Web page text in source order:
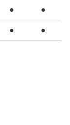
● ●
● ●